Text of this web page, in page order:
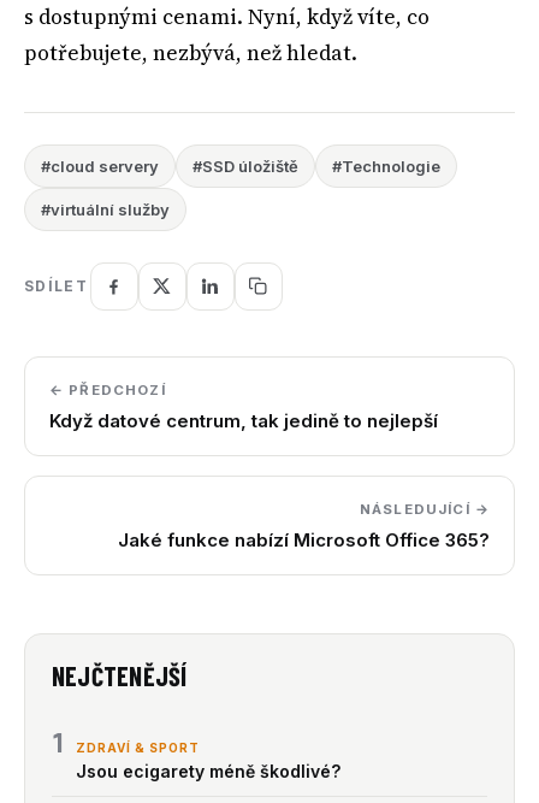
s dostupnými cenami. Nyní, když víte, co
potřebujete, nezbývá, než hledat.
#cloud servery #SSD úložiště #Technologie
#virtuální služby
SDÍLET
← PŘEDCHOZÍ
Když datové centrum, tak jedině to nejlepší
NÁSLEDUJÍCÍ →
Jaké funkce nabízí Microsoft Office 365?
NEJČTENĚJŠÍ
1 ZDRAVÍ & SPORT
Jsou ecigarety méně škodlivé?